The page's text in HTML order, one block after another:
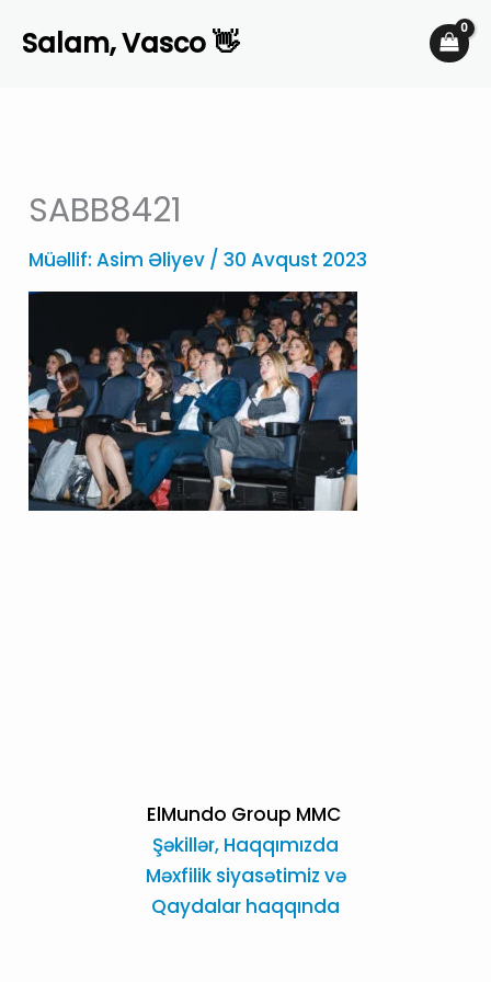
Salam, Vasco 👋
SABB8421
Müəllif:Asim Əliyev /30 Avqust 2023
ElMundo Group MMC
Şəkillər, Haqqımızda
Məxfilik siyasətimiz və
Qaydalar haqqında